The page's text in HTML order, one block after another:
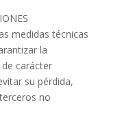
medidas técnicas
la
carácter
su pérdida,
no